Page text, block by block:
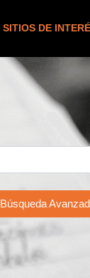
SITIOS DE
Búsqueda